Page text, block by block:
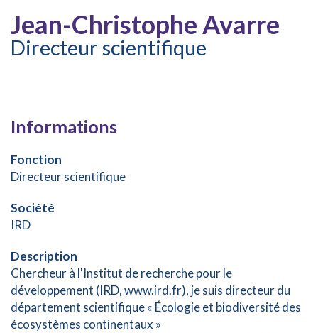
Jean-Christophe Avarre
Directeur scientifique
Informations
Fonction
Directeur scientifique
Société
IRD
Description
Chercheur à l'Institut de recherche pour le
développement (IRD, www.ird.fr), je suis directeur du
département scientifique « Écologie et biodiversité des
écosystèmes continentaux »